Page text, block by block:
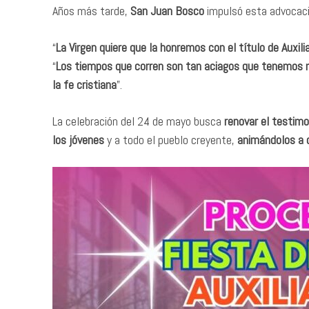
Años más tarde, San Juan Boscoimpulsó esta
“La Virgen quiere que la honremos con el título de
“Los tiempos que corren son tan aciagos que tenemos
la fe cristiana”.
La celebración del 24 de mayo busca renovar el
los jóvenesy a todo el pueblo creyente, animándolos